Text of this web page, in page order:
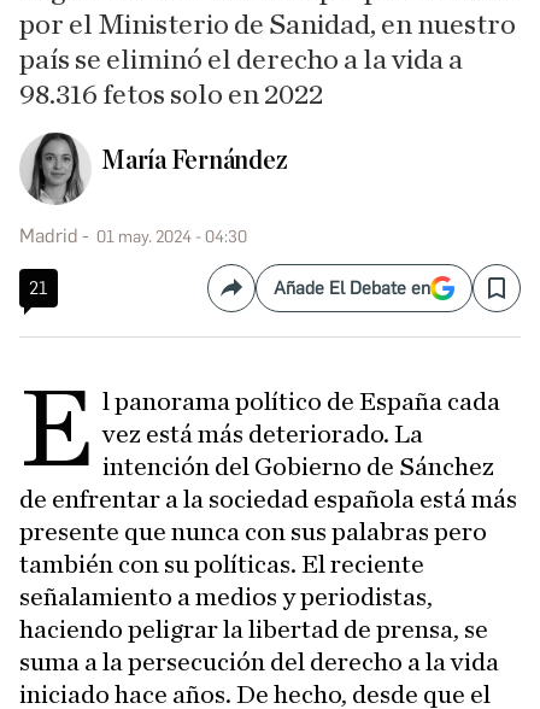
por el Ministerio de Sanidad, en nuestro
país se eliminó el derecho a la vida a
98.316 fetos solo en 2022
María Fernández
Madrid 01 may. 2024 - 04:30
21 CompartirAñade El Debate en Save
E l panorama político de España cada
vez está más deteriorado. La
intención del Gobierno de Sánchez
de enfrentar a la sociedad española está más
presente que nunca con sus palabras pero
también con su políticas. El reciente
señalamiento a medios y periodistas,
haciendo peligrar la libertad de prensa, se
suma a la persecución del derecho a la vida
iniciado hace años. De hecho, desde que el